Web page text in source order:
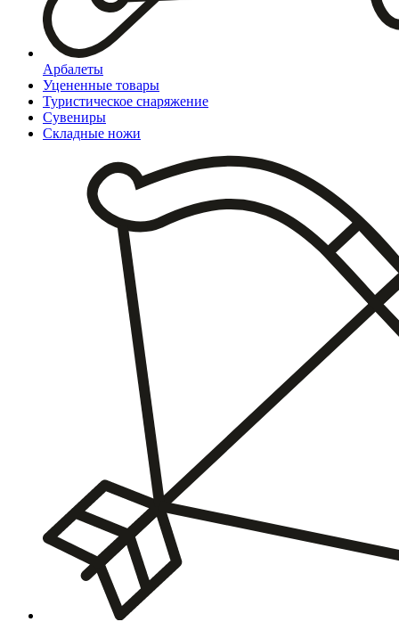
Арбалеты
Уцененные товары
Туристическое снаряжение
Сувениры
Складные ножи